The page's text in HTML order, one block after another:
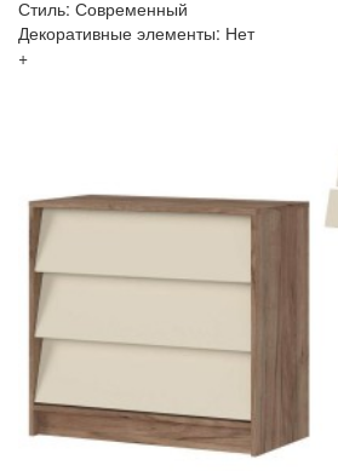
Стиль: Современный
Декоративные элементы: Нет
+